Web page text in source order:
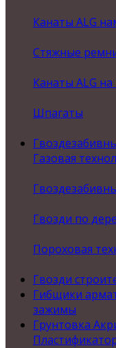
Канаты ALG
Стяжные
Канаты ALG
Шпагаты
Газовая
Гвозди по
Пороховая
Гвозди
Гибщики
зажимы
Грунтовка